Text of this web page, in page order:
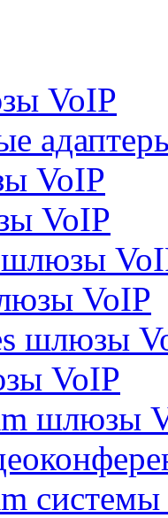
VoIP
VoIP
VoIP
VoIP
шлюзы
VoIP
шлюзы